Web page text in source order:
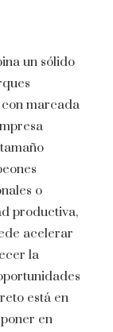
un sólido
marcada
o
productiva,
acelerar
la
está en
en